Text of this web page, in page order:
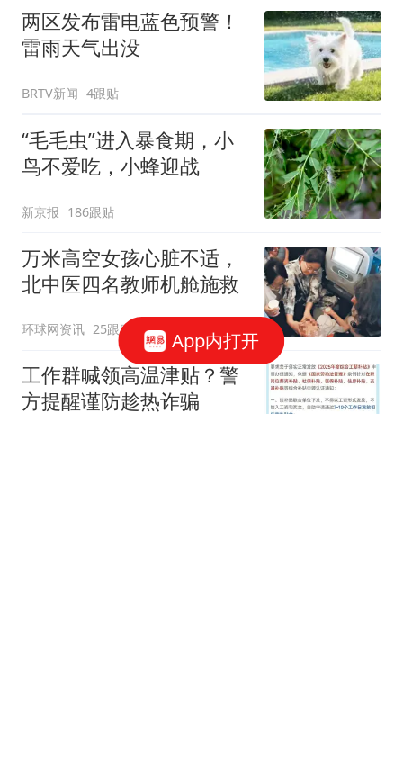
两区发布雷电蓝色预警！
雷雨天气出没
BRTV新闻 4跟贴
“毛毛虫”进入暴食期，小
鸟不爱吃，小蜂迎战
新京报 186跟贴
万米高空女孩心脏不适，
北中医四名教师机舱施救
环球网资讯 25跟贴
工作群喊领高温津贴？警
方提醒谨防趁热诈骗
App内打开